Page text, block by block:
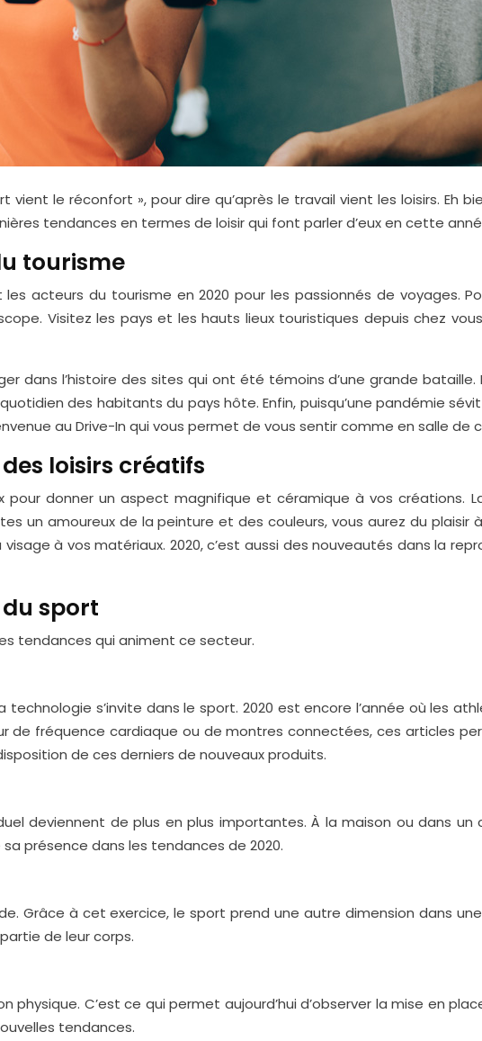
le réconfort », pour dire qu’après le travail vient les loisirs. Eh
tendances en termes de loisir qui font parler d’eux en cette
tourisme
acteurs du tourisme en 2020 pour les passionnés de voyages.
Visitez les pays et les hauts lieux touristiques depuis chez
dans l’histoire des sites qui ont été témoins d’une grande
des habitants du pays hôte. Enfin, puisqu’une pandémie
au Drive-In qui vous permet de vous sentir comme en salle de
loisirs créatifs
pour donner un aspect magnifique et céramique à vos créations.
un amoureux de la peinture et des couleurs, vous aurez du plaisir
à vos matériaux. 2020, c’est aussi des nouveautés dans la
sport
tendances qui animent ce secteur.
s’invite dans le sport. 2020 est encore l’année où les
de fréquence cardiaque ou de montres connectées, ces articles
de ces derniers de nouveaux produits.
deviennent de plus en plus importantes. À la maison ou dans
présence dans les tendances de 2020.
Grâce à cet exercice, le sport prend une autre dimension dans
de leur corps.
physique. C’est ce qui permet aujourd’hui d’observer la mise en
tendances.